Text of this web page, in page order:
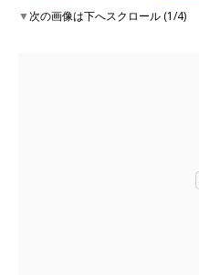
▼次の画像は下へスクロール (1/4)